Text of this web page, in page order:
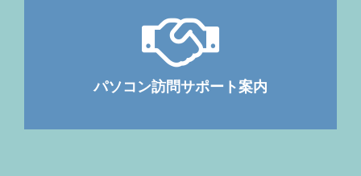
パソコン訪問サポート案内